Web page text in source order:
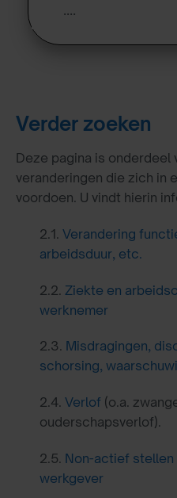
….
Verder zoeken
Deze pagina is onderdeel
veranderingen die zich in
voordoen. U vindt hierin
2.1. Verandering
arbeidsduur, etc.
2.2. Ziekte en
werknemer
2.3. Misdragingen,
schorsing,
2.4. Verlof (o.a.
ouderschapsverlof).
2.5. Non-actief stellen
werkgever